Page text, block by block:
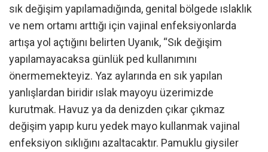
sık değişim yapılamadığında, genital bölgede ıslaklık
ve nem ortamı arttığı için vajinal enfeksiyonlarda
artışa yol açtığını belirten Uyanık, “Sık değişim
yapılamayacaksa günlük ped kullanımını
önermemekteyiz. Yaz aylarında en sık yapılan
yanlışlardan biridir ıslak mayoyu üzerimizde
kurutmak. Havuz ya da denizden çıkar çıkmaz
değişim yapıp kuru yedek mayo kullanmak vajinal
enfeksiyon sıklığını azaltacaktır. Pamuklu giysiler